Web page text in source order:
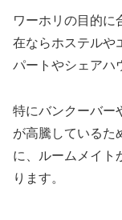
ワーホリの目的に
在ならホステルや
パートやシェアハ
特にバンクーバー
が高騰しているた
に、ルームメイト
ります。